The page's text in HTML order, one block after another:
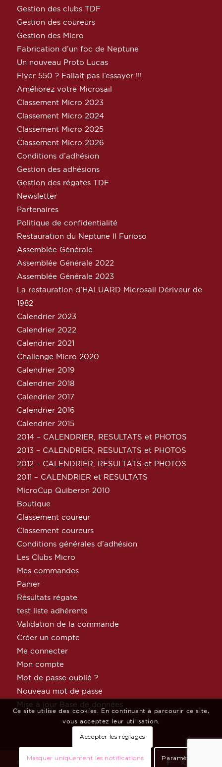
Gestion des clubs TDF
Gestion des coureurs
Gestion des Micro
Fabrication d’un foc de Neptune
Un nouveau Proto Lucas
Flyer 550 ? Fallait pas l’essayer !!!
Améliorez votre Microsail
Classement Micro 2023
Classement Micro 2024
Classement Micro 2025
Classement Micro 2026
Conditions d’adhésion
Gestion des adhésions
Gestion des régates TDF
Newsletter
Partenaires
Politique de confidentialité
Restauration du Neptune Il Furioso
Assemblée Générale
Assemblée Générale 2022
Assemblée Générale 2023
La restauration d’HALUARD Microsail Dériveur de
1982
Calendrier 2023
Calendrier 2022
Calendrier 2021
Challenge Micro 2020
Calendrier 2019
Calendrier 2018
Calendrier 2017
Calendrier 2016
Calendrier 2015
2014 – CALENDRIER, RESULTATS et PHOTOS
2013 – CALENDRIER, RESULTATS et PHOTOS
2012 – CALENDRIER, RESULTATS et PHOTOS
2011 – CALENDRIER et RESULTATS
MicroCup Quiberon 2010
Boutique
Classement coureur
Classement coureurs
Conditions générales d’adhésion
Les Clubs Micro
Mes commandes
Panier
Résultats régate
test liste adhérents
Validation de la commande
Créer un compte
Me connecter
Mon compte
Mot de passe oublié ?
Nouveau mot de passe
Mise à jour Base de données
© Copyright MicroClass France parCéphée Net
Ce site utilise des cookies. En continuant à parcourir ce site,
vous acceptez leur utilisation.
Accepter les réglages
Masquer uniquement les notifications Paramètres